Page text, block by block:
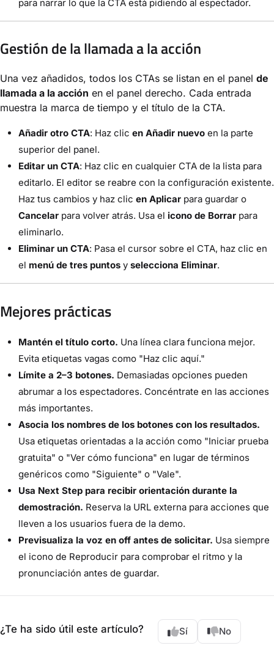
para narrar lo que la CTA está pidiendo al espectador.
Gestión de la llamada a la acción
Una vez añadidos, todos los CTAs se listan en el panel de
llamada a la acción en el panel derecho. Cada entrada
muestra la marca de tiempo y el título de la CTA.
Añadir otro CTA: Haz clic en Añadir nuevo en la parte
superior del panel.
Editar un CTA: Haz clic en cualquier CTA de la lista para
editarlo. El editor se reabre con la configuración existente.
Haz tus cambios y haz clic en Aplicar para guardar o
Cancelar para volver atrás. Usa el icono de Borrar para
eliminarlo.
Eliminar un CTA: Pasa el cursor sobre el CTA, haz clic en
el menú de tres puntos y selecciona Eliminar.
Mejores prácticas
Mantén el título corto. Una línea clara funciona mejor.
Evita etiquetas vagas como "Haz clic aquí."
Límite a 2–3 botones. Demasiadas opciones pueden
abrumar a los espectadores. Concéntrate en las acciones
más importantes.
Asocia los nombres de los botones con los resultados.
Usa etiquetas orientadas a la acción como "Iniciar prueba
gratuita" o "Ver cómo funciona" en lugar de términos
genéricos como "Siguiente" o "Vale".
Usa Next Step para recibir orientación durante la
demostración. Reserva la URL externa para acciones que
lleven a los usuarios fuera de la demo.
Previsualiza la voz en off antes de solicitar. Usa siempre
el icono de Reproducir para comprobar el ritmo y la
pronunciación antes de guardar.
¿Te ha sido útil este artículo? Sí No